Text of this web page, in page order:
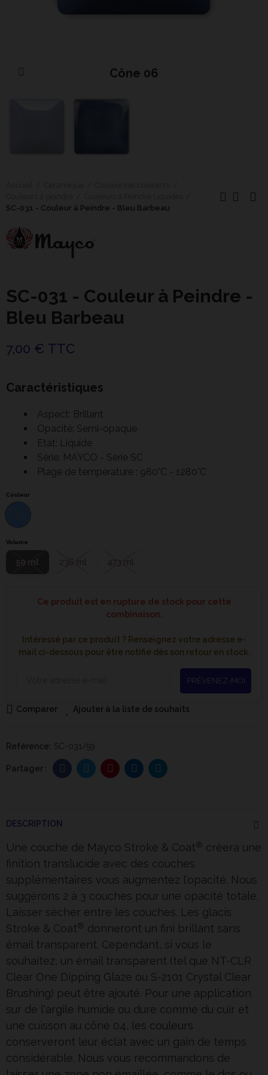
Cône 06
Cliquer pour agrandir
SC-031 - Couleur à Peindre - Bleu Barbeau
SC-031 - Couleur à Peindre -
Bleu Barbeau
7,00 € TTC
Caractéristiques
Aspect: Brillant
Opacité: Semi-opaque
Etat: Liquide
Série: MAYCO - Série SC
Plage de température : 980°C - 1280°C
Couleur
Volume
Ce produit est en rupture de stock pour cette
combinaison.
Intéressé par ce produit ? Renseignez votre adresse e-
mail ci-dessous pour être notifié dès son retour en stock.
PRÉVENEZ-MOI
Comparer Ajouter à la liste de souhaits
Reférence: SC-031/59
DESCRIPTION
Une couche de Mayco Stroke & Coat® créera une
finition translucide avec des couches
supplémentaires vous augmentez l'opacité. Nous
suggérons 2 à 3 couches pour une opacité totale.
Laisser sécher entre les couches. Les glacis
Stroke & Coat® donneront un fini brillant sans
émail transparent. Cependant, si vous le
souhaitez, un émail transparent (tel que NT-CLR
Clear One Dipping Glaze ou S-2101 Crystal Clear
Brushing) peut être ajouté. Pour une application
sur de l'argile humide ou dure comme du cuir et
une cuisson au cône 04, les couleurs
conserveront leur éclat avec un gain de temps
considérable. Nous vous recommandons de